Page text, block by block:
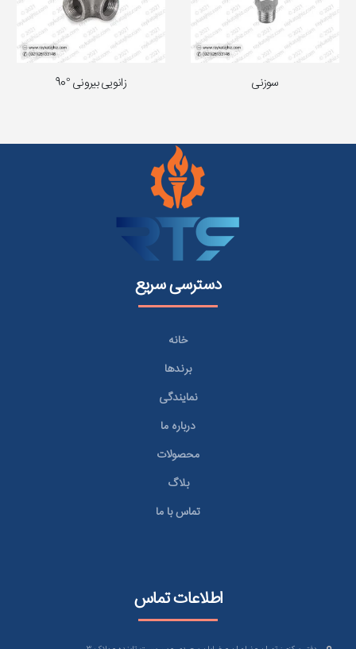
سوزنی زانویی بیرونی °90
دسترسی سریع
خانه
برندها
نمایندگی
درباره ما
محصولات
بلاگ
تماس با ما
اطلاعات تماس